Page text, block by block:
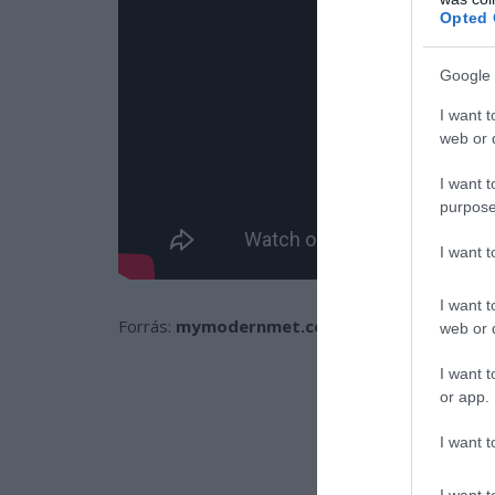
Opted
Google
I want
web or
I want
I want
I want
web or
I want
or app.
I want
Forrás: mymodernmet.com